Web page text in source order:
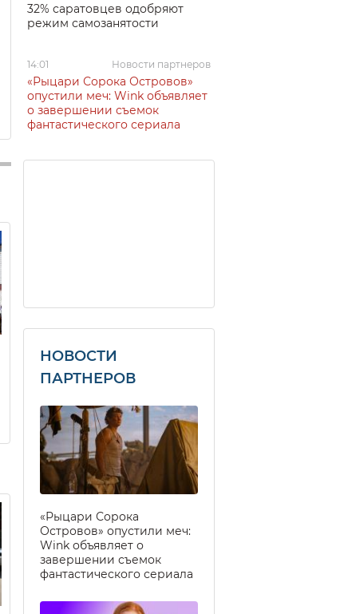
32% саратовцев одобряют
режим самозанятости
14:01 Новости партнеров
«Рыцари Сорока Островов»
опустили меч: Wink объявляет
о завершении съемок
фантастического сериала
НОВОСТИ
ПАРТНЕРОВ
«Рыцари Сорока
Островов» опустили меч:
Wink объявляет о
завершении съемок
фантастического сериала